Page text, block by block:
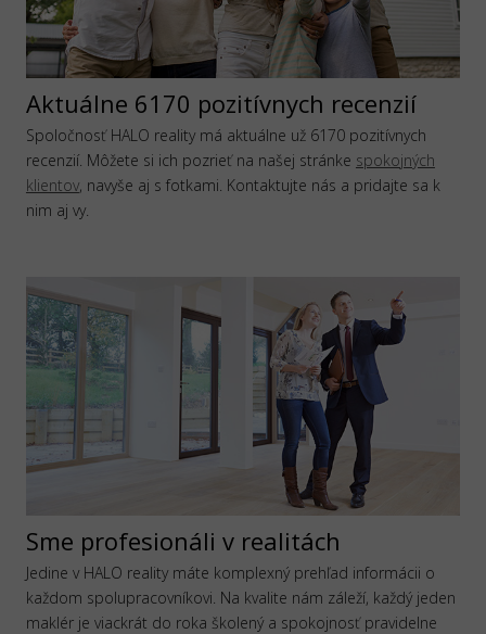
Aktuálne 6170 pozitívnych recenzií
Spoločnosť HALO reality má aktuálne už 6170 pozitívnych
recenzií. Môžete si ich pozrieť na našej stránke spokojných
klientov, navyše aj s fotkami. Kontaktujte nás a pridajte sa k
nim aj vy.
Sme profesionáli v realitách
Jedine v HALO reality máte komplexný prehľad informácii o
každom spolupracovníkovi. Na kvalite nám záleží, každý jeden
maklér je viackrát do roka školený a spokojnosť pravidelne